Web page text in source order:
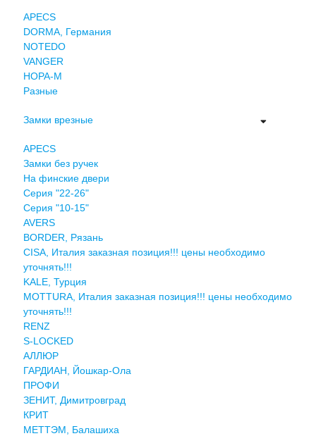
APECS
DORMA, Германия
NOTEDO
VANGER
НОРА-М
Разные
Замки врезные
APECS
Замки без ручек
На финские двери
Серия "22-26"
Серия "10-15"
AVERS
BORDER, Рязань
CISA, Италия заказная позиция!!! цены необходимо
уточнять!!!
KALE, Турция
MOTTURA, Италия заказная позиция!!! цены необходимо
уточнять!!!
RENZ
S-LOCKED
АЛЛЮР
ГАРДИАН, Йошкар-Ола
ПРОФИ
ЗЕНИТ, Димитровград
КРИТ
МЕТТЭМ, Балашиха